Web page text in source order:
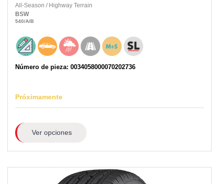
All-Season / Highway Terrain
BSW
540/A/B
Número de pieza: 0034058000070202736
Próximamente
Ver opciones